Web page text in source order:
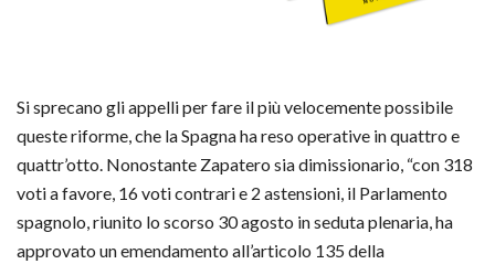
Si sprecano gli appelli per fare il più velocemente possibile
queste riforme, che la Spagna ha reso operative in quattro e
quattr’otto. Nonostante Zapatero sia dimissionario, “con 318
voti a favore, 16 voti contrari e 2 astensioni, il Parlamento
spagnolo, riunito lo scorso 30 agosto in seduta plenaria, ha
approvato un emendamento all’articolo 135 della